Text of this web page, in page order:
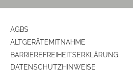
AGBS
ALTGERÄTEMITNAHME
BARRIEREFREIHEITSERKLÄRUNG
DATENSCHUTZHINWEISE